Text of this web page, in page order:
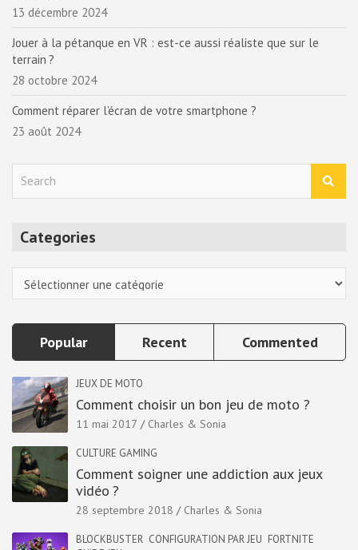
13 décembre 2024
Jouer à la pétanque en VR : est-ce aussi réaliste que sur le
terrain ?
28 octobre 2024
Comment réparer l’écran de votre smartphone ?
23 août 2024
Categories
Popular Recent Commented
JEUX DE MOTO
Comment choisir un bon jeu de moto ?
11 mai 2017 Charles & Sonia
CULTURE GAMING
Comment soigner une addiction aux jeux
vidéo ?
28 septembre 2018 Charles & Sonia
BLOCKBUSTER CONFIGURATION PAR JEU FORTNITE